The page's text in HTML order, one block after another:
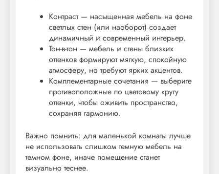
Контраст — насыщенная мебель на фоне
светлых стен (или наоборот) создает
динамичный и современный интерьер.
Тон-в-тон — мебель и стены близких
оттенков формируют мягкую, спокойную
атмосферу, но требуют ярких акцентов.
Комплементарные сочетания — выберите
противоположные по цветовому кругу
оттенки, чтобы оживить пространство,
сохраняя гармонию.
Важно помнить: для маленькой комнаты лучше
не использовать слишком темную мебель на
темном фоне, иначе помещение станет
визуально теснее.